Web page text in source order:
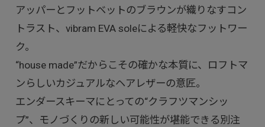
アッパーとフットベットのブラウンが織りなすコン
トラスト、vibram EVA soleによる軽快なフットワー
ク。
“house made”だからこその確かな本質に、ロフトマ
ンらしいカジュアルなヘアレザーの意匠。
エンダースキーマにとっての“クラフツマンシッ
プ”、モノづくりの新しい可能性が堪能できる別注